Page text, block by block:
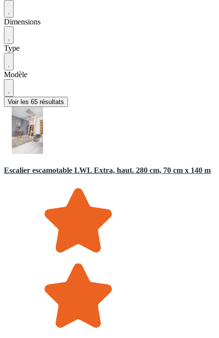
Dimensions
Type
Modèle
Voir les 65 résultats
Escalier escamotable LWL Extra, haut. 280 cm, 70 cm x 140 m